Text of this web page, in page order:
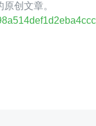
创文章。